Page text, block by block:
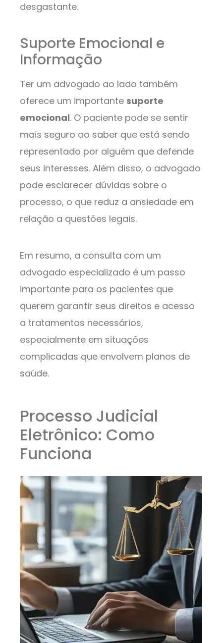
desgastante.
Suporte Emocional e
Informação
Ter um advogado ao lado também
oferece um importante suporte
emocional. O paciente pode se sentir
mais seguro ao saber que está sendo
representado por alguém que defende
seus interesses. Além disso, o advogado
pode esclarecer dúvidas sobre o
processo, o que reduz a ansiedade em
relação a questões legais.
Em resumo, a consulta com um
advogado especializado é um passo
importante para os pacientes que
querem garantir seus direitos e acesso
a tratamentos necessários,
especialmente em situações
complicadas que envolvem planos de
saúde.
Processo Judicial
Eletrônico: Como
Funciona